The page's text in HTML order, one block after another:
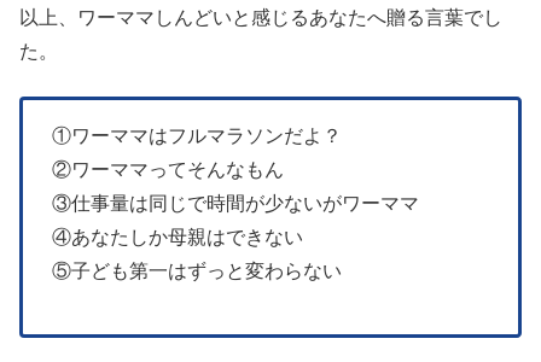
以上、ワーママしんどいと感じるあなたへ贈る言葉でし
た。
①ワーママはフルマラソンだよ？
②ワーママってそんなもん
③仕事量は同じで時間が少ないがワーママ
④あなたしか母親はできない
⑤子ども第一はずっと変わらない